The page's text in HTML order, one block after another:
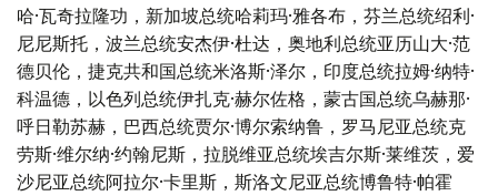
哈·瓦奇拉隆功，新加坡总统哈莉玛·雅各布，芬兰总统绍利·
尼尼斯托，波兰总统安杰伊·杜达，奥地利总统亚历山大·范
德贝伦，捷克共和国总统米洛斯·泽尔，印度总统拉姆·纳特·
科温德，以色列总统伊扎克·赫尔佐格，蒙古国总统乌赫那·
呼日勒苏赫，巴西总统贾尔·博尔索纳鲁，罗马尼亚总统克
劳斯·维尔纳·约翰尼斯，拉脱维亚总统埃吉尔斯·莱维茨，爱
沙尼亚总统阿拉尔·卡里斯，斯洛文尼亚总统博鲁特·帕霍